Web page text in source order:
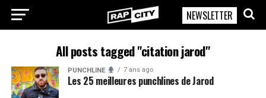
RapCity
NEWSLETTER
All posts tagged "citation jarod"
PUNCHLINE 7 ans ago
Les 25 meilleures punchlines de Jarod